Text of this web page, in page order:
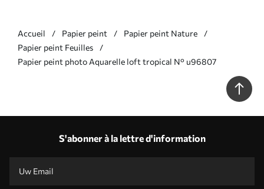
Accueil Papier peint
Papier peint Nature
Papier peint Feuilles
Papier peint photo Aquarelle loft tropical N° u96807
S'abonner à la lettre d'information